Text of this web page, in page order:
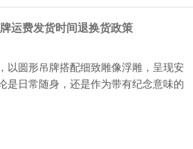
运费发货时间退换货政策
以圆形吊牌搭配细致雕像浮雕，呈现安
是日常随身，还是作为带有纪念意味的